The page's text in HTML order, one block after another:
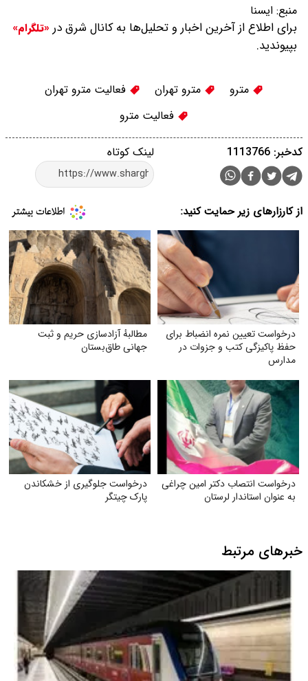
منبع: ايسنا
برای اطلاع از آخرین اخبار و تحلیل‌ها به کانال شرق در «تلگرام»
بپیوندید.
مترو مترو تهران
فعالیت مترو تهران
فعالیت مترو
لینک کوتاه کدخبر: 1113766
از کارزارهای زیر حمایت کنید:
درخواست تعیین نمره انضباط برای
حفظ پاکیزگی کتب و جزوات در
مدارس
مطالبهٔ آزادسازی حریم و ثبت
جهانی طاق‌بستان
درخواست انتصاب دکتر امین چراغی
به عنوان استاندار لرستان
درخواست جلوگیری از خشکاندن
پارک چیتگر
خبرهای مرتبط